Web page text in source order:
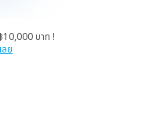
10,000 บาท !
ย